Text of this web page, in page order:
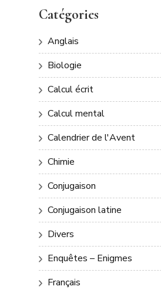
Catégories
Anglais
Biologie
Calcul écrit
Calcul mental
Calendrier de l'Avent
Chimie
Conjugaison
Conjugaison latine
Divers
Enquêtes – Enigmes
Français